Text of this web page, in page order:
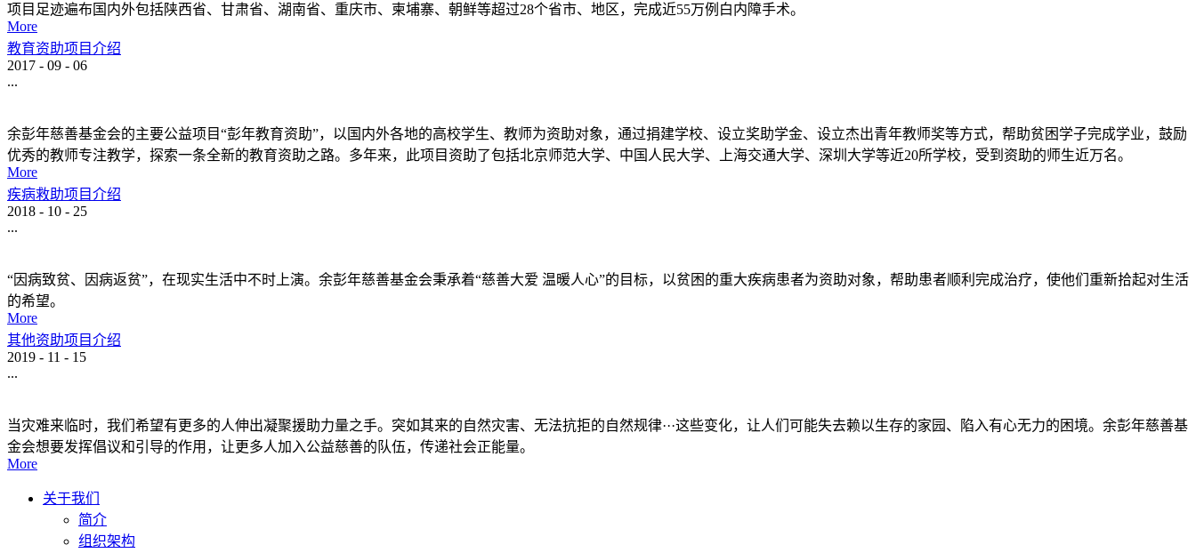
项目足迹遍布国内外包括陕西省、甘肃省、湖南省、重庆市、柬埔寨、朝鲜等超过28个省市、地区，完成近55万例白内障手术。
More
教育资助项目介绍
2017 - 09 - 06
...
余彭年慈善基金会的主要公益项目“彭年教育资助”，以国内外各地的高校学生、教师为资助对象，通过捐建学校、设立奖助学金、设立杰出青年教师奖等方式，帮助贫困学子完成学业，鼓励
优秀的教师专注教学，探索一条全新的教育资助之路。多年来，此项目资助了包括北京师范大学、中国人民大学、上海交通大学、深圳大学等近20所学校，受到资助的师生近万名。
More
疾病救助项目介绍
2018 - 10 - 25
...
“因病致贫、因病返贫”，在现实生活中不时上演。余彭年慈善基金会秉承着“慈善大爱 温暖人心”的目标，以贫困的重大疾病患者为资助对象，帮助患者顺利完成治疗，使他们重新拾起对生活
的希望。
More
其他资助项目介绍
2019 - 11 - 15
...
当灾难来临时，我们希望有更多的人伸出凝聚援助力量之手。突如其来的自然灾害、无法抗拒的自然规律···这些变化，让人们可能失去赖以生存的家园、陷入有心无力的困境。余彭年慈善基
金会想要发挥倡议和引导的作用，让更多人加入公益慈善的队伍，传递社会正能量。
More
关于我们
简介
组织架构